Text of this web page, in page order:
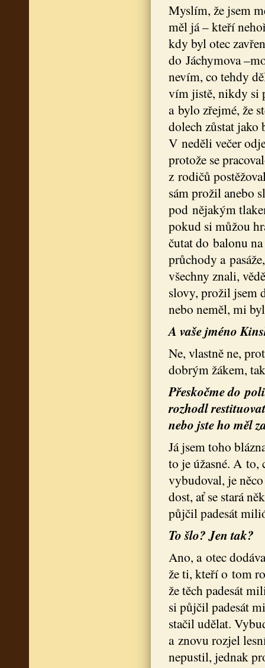
Myslím, že jsem
měl já – kteří
kdy byl otec
do Jáchymova
nevím, co tehdy
vím jistě, nikdy si
a bylo zřejmé, že
dolech zůstat
V neděli večer
protože se
z rodičů
sám prožil anebo
pod nějakým
pokud si můžou
čutat do balonu
průchody a
všechny znali,
slovy, prožil jsem
nebo neměl, mi
A vaše jméno
Ne, vlastně ne,
dobrým žákem,
Přeskočme do
rozhodl
nebo jste ho měl
Já jsem toho
to je úžasné. A to,
vybudoval, je
dost, ať se stará
půjčil padesát
To šlo? Jen tak?
Ano, a otec
že ti, kteří o tom
že těch padesát
si půjčil padesát
stačil udělat.
a znovu rozjel
nepustil, jednak